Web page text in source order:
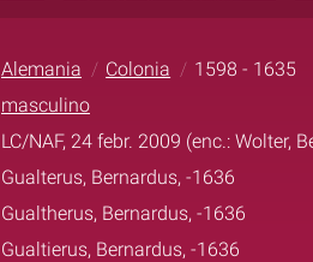
Alemania Colonia
1598 - 1635
masculino
LC/NAF, 24 febr. 2009 (enc.: Wolter,
Gualterus, Bernardus, -1636
Gualtherus, Bernardus, -1636
Gualtierus, Bernardus, -1636